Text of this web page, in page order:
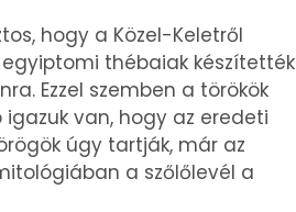
hogy a Közel-Keletről
thébaiak készítették
Ezzel szemben a törökök
van, hogy az eredeti
úgy tartják, már az
a szőlőlevél a